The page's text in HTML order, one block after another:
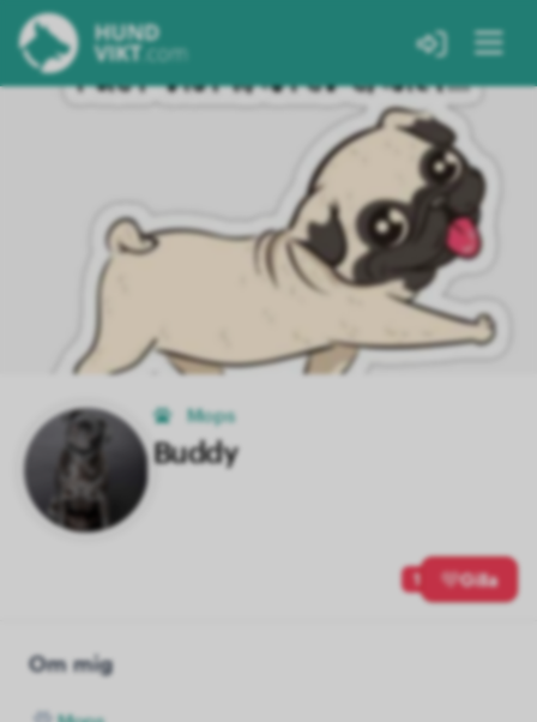
Mops
Buddy
1 Gilla
Om mig